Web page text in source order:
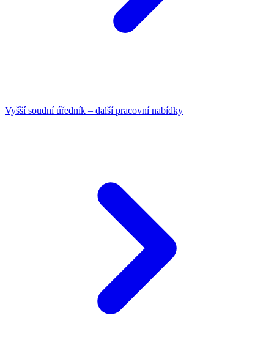
Vyšší soudní úředník – další pracovní nabídky